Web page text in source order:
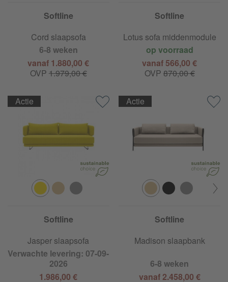
Softline
Cord slaapsofa
6-8 weken
vanaf 1.880,00 €
OVP 1.979,00 €
Softline
Lotus sofa middenmodule
op voorraad
vanaf 566,00 €
OVP 870,00 €
Softline
Jasper slaapsofa
Verwachte levering: 07-09-
2026
1.986,00 €
Actie
Softline
Madison slaapbank
6-8 weken
vanaf 2.458,00 €
Actie